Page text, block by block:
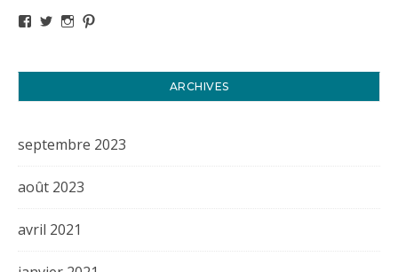
Voir le profil de titval35 sur Facebook
Voir le profil de titval35 sur Twitter
Voir le profil de titval35 sur Instagram
ARCHIVES
septembre 2023
août 2023
avril 2021